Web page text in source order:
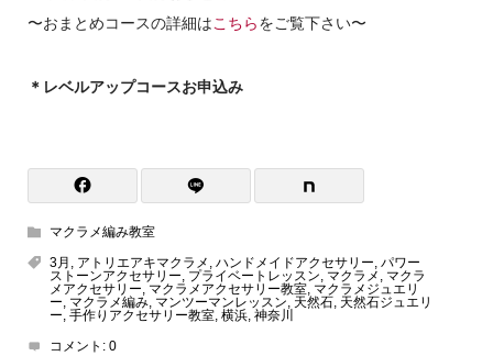
〜おまとめコースの詳細はこちらをご覧下さい〜
＊レベルアップコースお申込み
マクラメ編み教室
3月 , アトリエアキマクラメ , ハンドメイドアクセサリー, パワー
ストーンアクセサリー, プライベートレッスン, マクラメ , マクラ
メアクセサリー, マクラメアクセサリー教室, マクラメジュエリ
ー, マクラメ編み, マンツーマンレッスン, 天然石, 天然石ジュエリ
ー, 手作りアクセサリー教室, 横浜, 神奈川
コメント: 0